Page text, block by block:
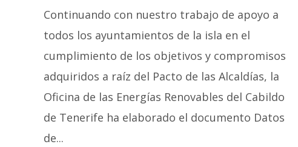
Continuando con nuestro trabajo de apoyo a
todos los ayuntamientos de la isla en el
cumplimiento de los objetivos y compromisos
adquiridos a raíz del Pacto de las Alcaldías, la
Oficina de las Energías Renovables del Cabildo
de Tenerife ha elaborado el documento Datos
de...